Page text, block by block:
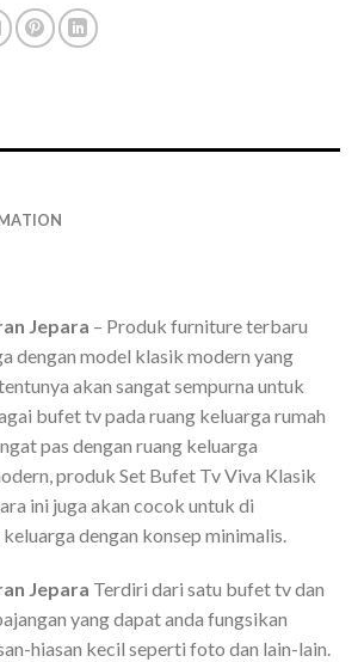
Jepara – Produk furniture terbaru
dengan model klasik modern yang
akan sangat sempurna untuk
bufet tv pada ruang keluarga rumah
pas dengan ruang keluarga
produk Set Bufet Tv Viva Klasik
ini juga akan cocok untuk di
dengan konsep minimalis.
Jepara Terdiri dari satu bufet tv dan
yang dapat anda fungsikan
hiasan kecil seperti foto dan lain-lain.